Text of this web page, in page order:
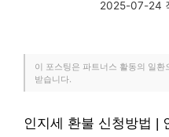
2025-07-24
이 포스팅은 파트너스 활동의 일
받습니다.
인지세 환불 신청방법 |